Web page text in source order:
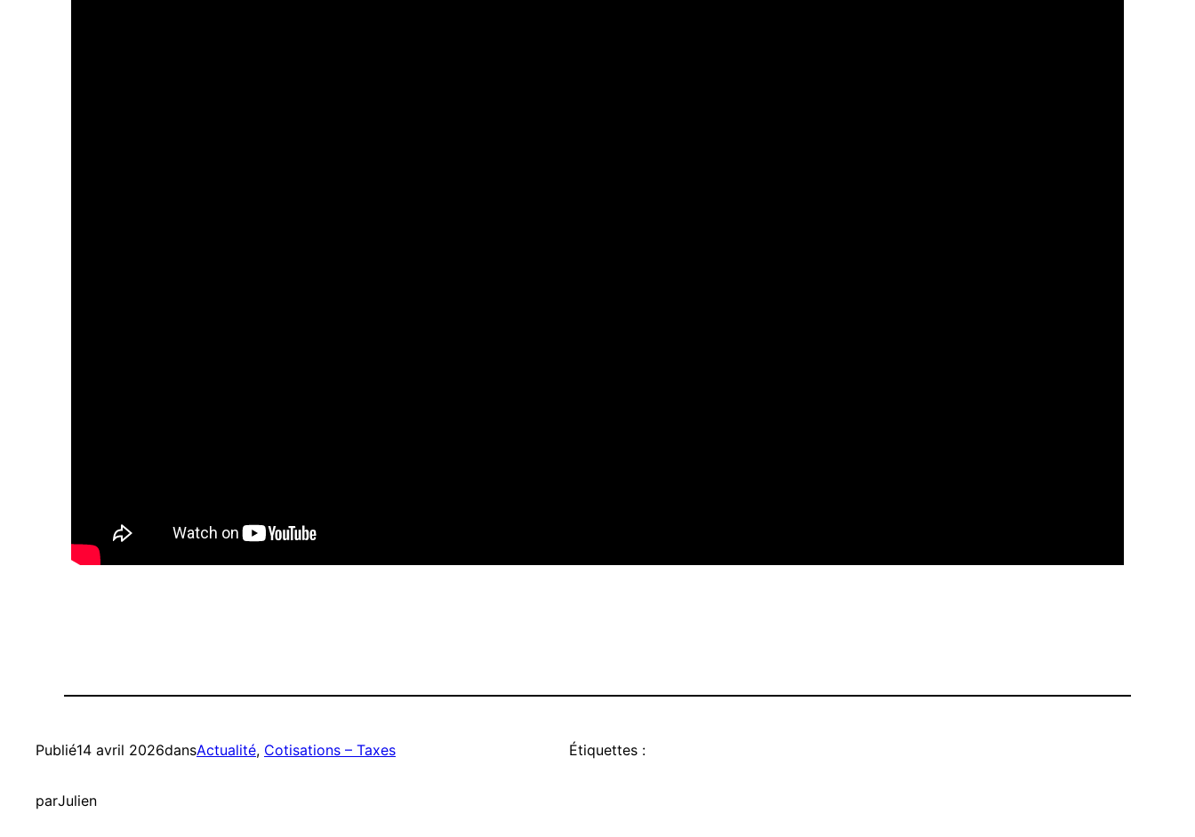
Publié14 avril 2026dansActualité, Cotisations – Taxes
parJulien
Étiquettes :